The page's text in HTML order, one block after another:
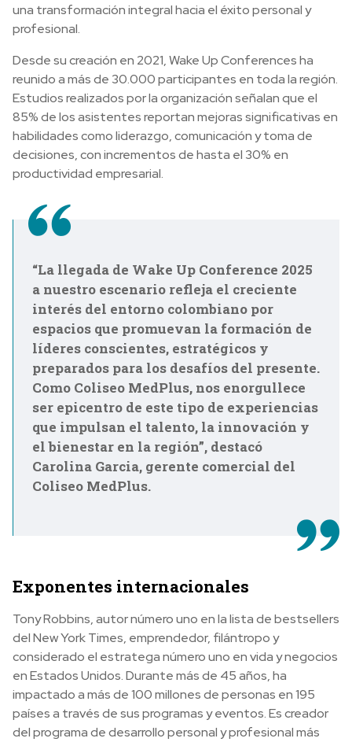
una transformación integral hacia el éxito personal y
profesional.
Desde su creación en 2021, Wake Up Conferences ha
reunido a más de 30.000 participantes en toda la región.
Estudios realizados por la organización señalan que el
85% de los asistentes reportan mejoras significativas en
habilidades como liderazgo, comunicación y toma de
decisiones, con incrementos de hasta el 30% en
productividad empresarial.
“La llegada de Wake Up Conference 2025
a nuestro escenario refleja el creciente
interés del entorno colombiano por
espacios que promuevan la formación de
líderes conscientes, estratégicos y
preparados para los desafíos del presente.
Como Coliseo MedPlus, nos enorgullece
ser epicentro de este tipo de experiencias
que impulsan el talento, la innovación y
el bienestar en la región”, destacó
Carolina Garcia, gerente comercial del
Coliseo MedPlus.
Exponentes internacionales
Tony Robbins, autor número uno en la lista de bestsellers
del New York Times, emprendedor, filántropo y
considerado el estratega número uno en vida y negocios
en Estados Unidos. Durante más de 45 años, ha
impactado a más de 100 millones de personas en 195
países a través de sus programas y eventos. Es creador
del programa de desarrollo personal y profesional más